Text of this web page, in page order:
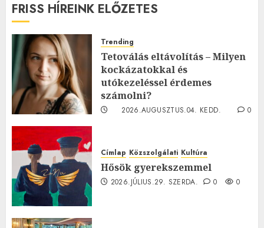
FRISS HÍREINK ELŐZETES
Trending
Tetoválás eltávolítás – Milyen
kockázatokkal és
utókezeléssel érdemes
számolni?
2026.AUGUSZTUS.04. KEDD.
0
Címlap Közszolgálati Kultúra
Hősök gyerekszemmel
2026.JÚLIUS.29. SZERDA. 0 0